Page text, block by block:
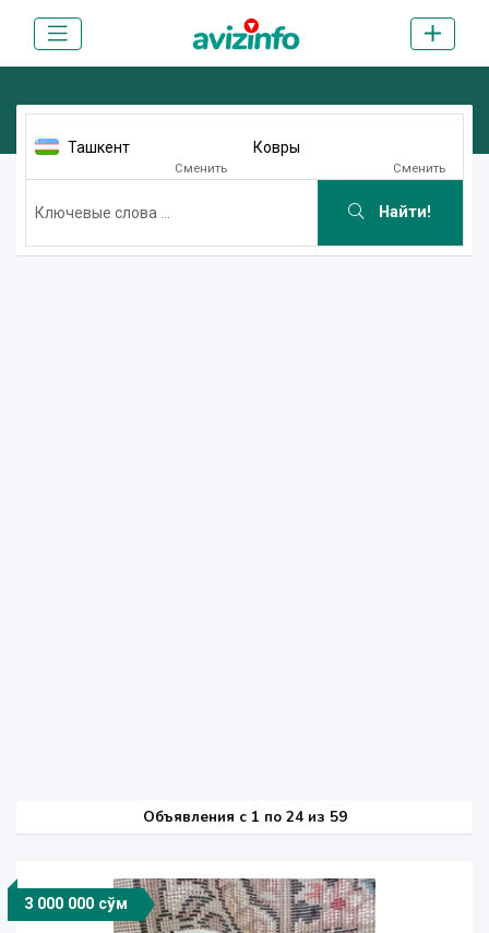
Ташкент
Сменить
Ковры
Сменить
Найти!
Объявления c 1 по 24 из 59
3 000 000 сўм